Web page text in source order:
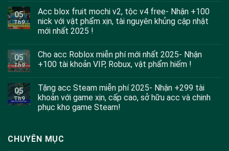
05
Th9
Acc blox fruit mochi v2, tộc v4 free- Nhận +100
nick với vật phẩm xịn, tài nguyên khủng cập nhật
mới nhất 2025 !
05
Th9
Cho acc Roblox miễn phí mới nhất 2025- Nhận
+100 tài khoản VIP, Robux, vật phẩm hiếm !
05
Th9
Tặng acc Steam miễn phí 2025- Nhận +299 tài
khoản với game xịn, cấp cao, sở hữu acc và chinh
phục kho game Steam!
CHUYÊN MỤC